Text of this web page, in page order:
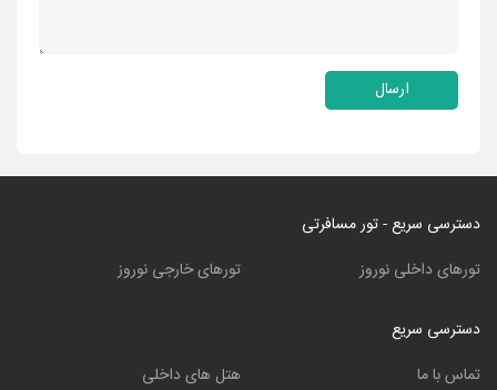
ارسال
دسترسی سریع - تور مسافرتی
تورهای داخلی نوروز
تورهای خارجی نوروز
دسترسی سریع
تماس با ما
هتل های داخلی